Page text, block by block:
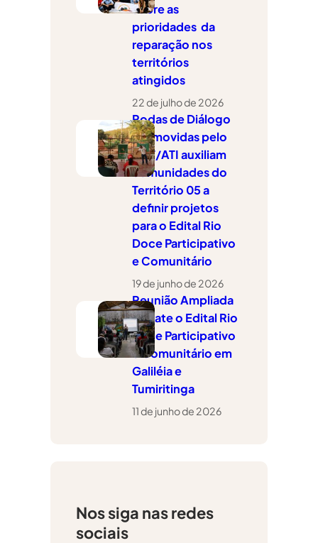
sobre as
prioridades da
reparação nos
territórios
atingidos
22 de julho de 2026
Rodas de Diálogo
promovidas pelo
CAT/ATI auxiliam
comunidades do
Território 05 a
definir projetos
para o Edital Rio
Doce Participativo
e Comunitário
19 de junho de 2026
Reunião Ampliada
debate o Edital Rio
Doce Participativo
e Comunitário em
Galiléia e
Tumiritinga
11 de junho de 2026
Nos siga nas redes
sociais